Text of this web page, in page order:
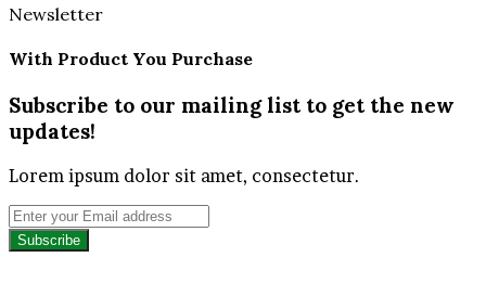
Newsletter
With Product You Purchase
Subscribe to our mailing list to get the new
updates!
Lorem ipsum dolor sit amet, consectetur.
Enter
your
Email